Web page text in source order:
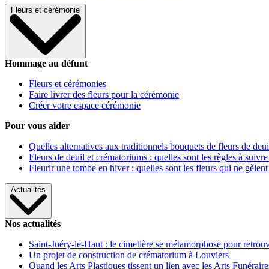
Fleurs et cérémonie
Hommage au défunt
Fleurs et cérémonies
Faire livrer des fleurs pour la cérémonie
Créer votre espace cérémonie
Pour vous aider
Quelles alternatives aux traditionnels bouquets de fleurs de
Fleurs de deuil et crématoriums : quelles sont les règles à
Fleurir une tombe en hiver : quelles sont les fleurs qui ne gèlent
Actualités
Nos actualités
Saint-Juéry-le-Haut : le cimetière se métamorphose pour
Un projet de construction de crématorium à Louviers
Quand les Arts Plastiques tissent un lien avec les Arts